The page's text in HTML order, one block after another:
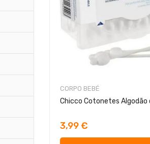
CORPO BEBÉ
Chicco Cotonetes Algodão
3,99 €